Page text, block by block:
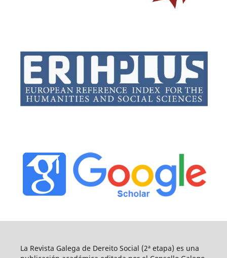
La Revista Galega de Dereito Social (2ª etapa) es una